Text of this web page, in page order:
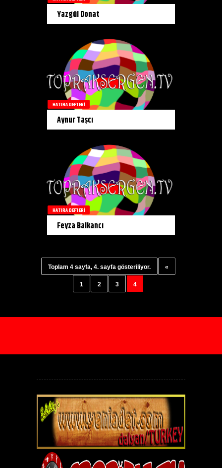
Yazgül Donat
HATIRA DEFTERI
Aynur Taşcı
HATIRA DEFTERI
Feyza Balkancı
Toplam 4 sayfa, 4. sayfa gösteriliyor. «
1 2 3 4